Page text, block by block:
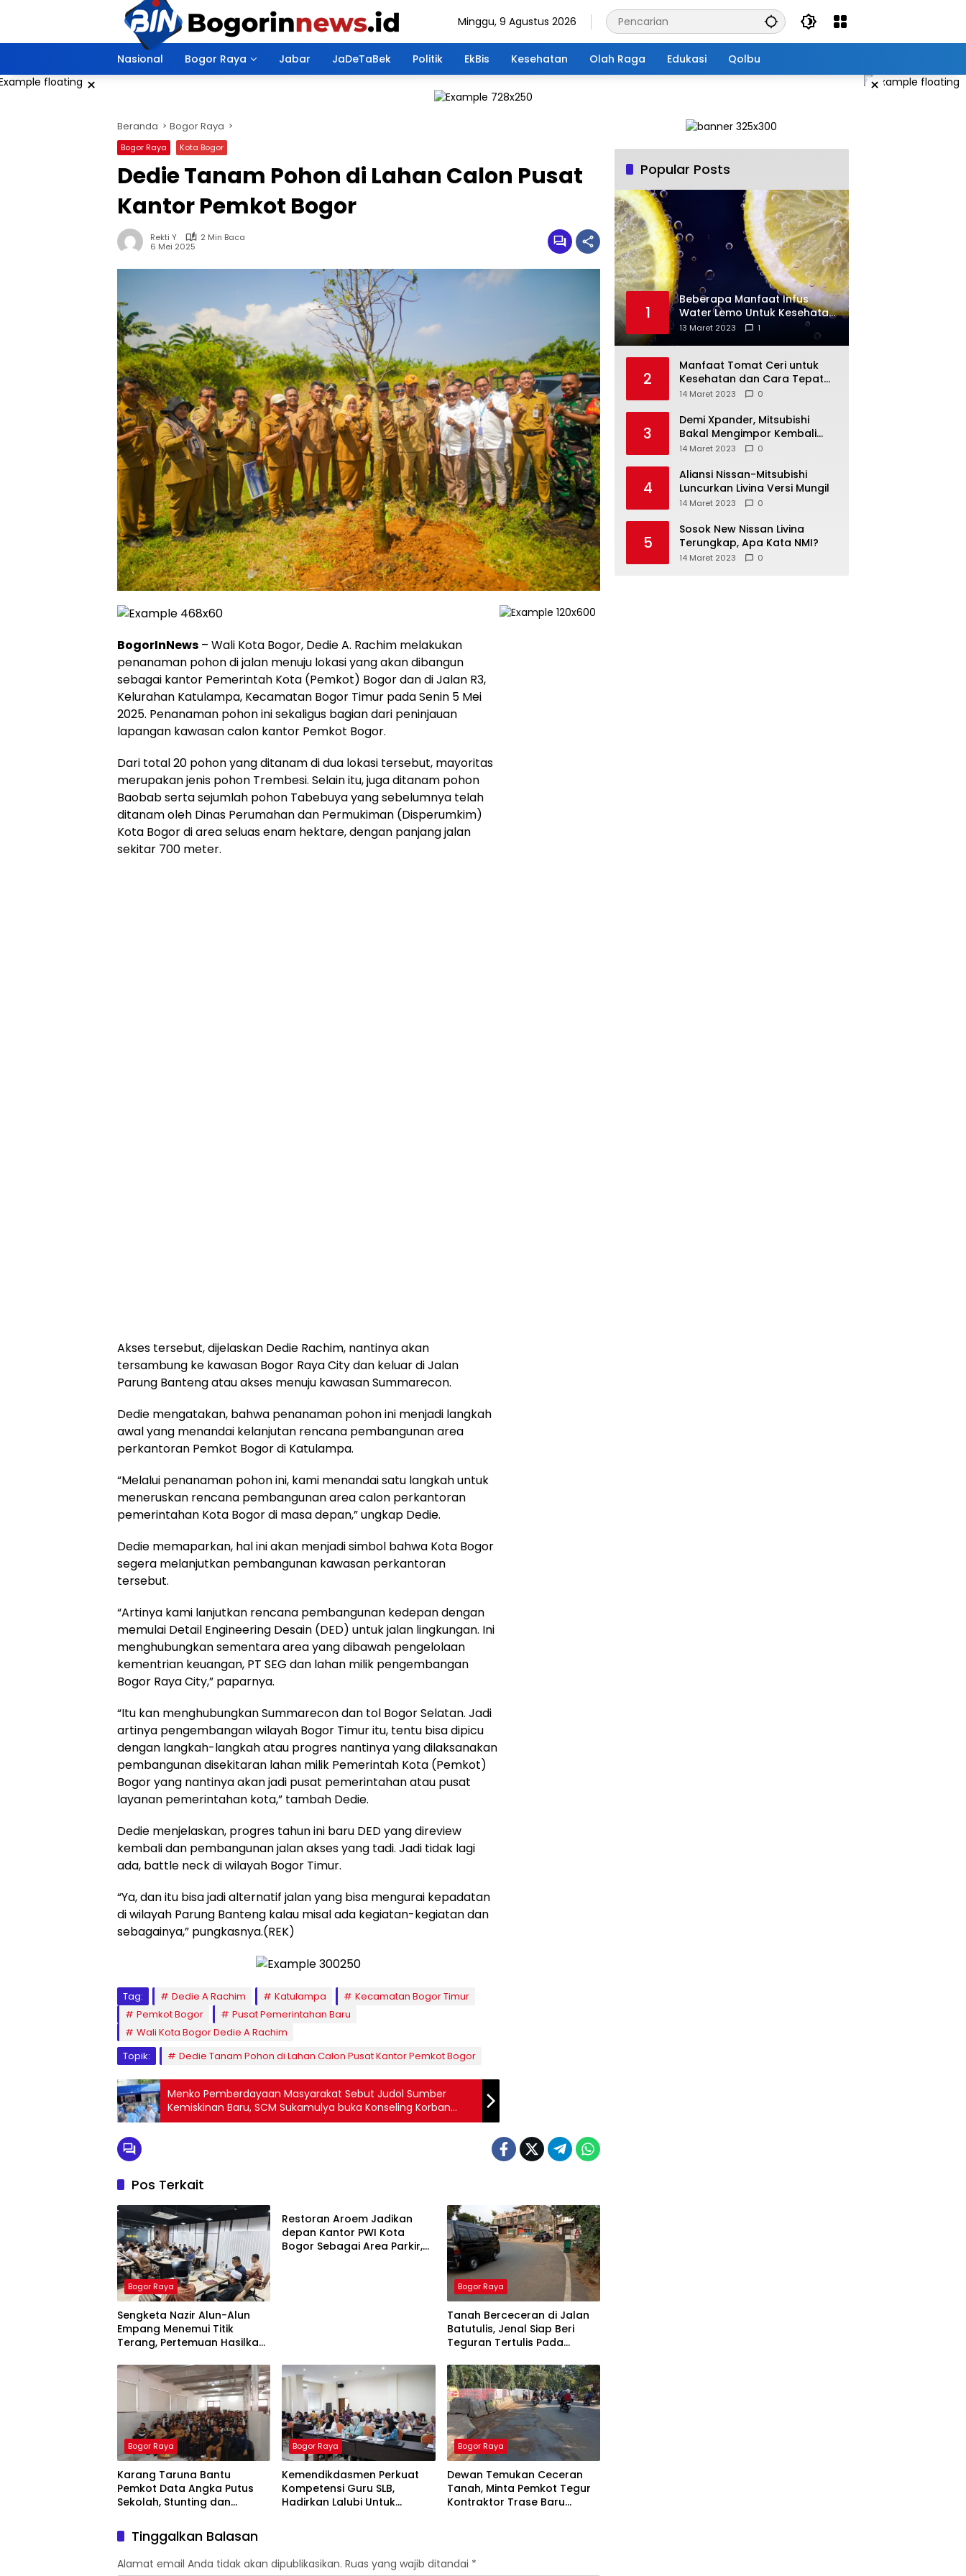
Minggu, 9 Agustus 2026
Nasional Bogor Raya Jabar JaDeTaBek Politik EkBis Kesehatan Olah Raga Edukasi Qolbu
× ×
Beranda Bogor Raya
Bogor Raya Kota Bogor
Dedie Tanam Pohon di Lahan Calon Pusat
Kantor Pemkot Bogor
Rekti Y
2 Min Baca
6 Mei 2025
BogorInNews – Wali Kota Bogor, Dedie A. Rachim melakukan
penanaman pohon di jalan menuju lokasi yang akan dibangun
sebagai kantor Pemerintah Kota (Pemkot) Bogor dan di Jalan R3,
Kelurahan Katulampa, Kecamatan Bogor Timur pada Senin 5 Mei
2025. Penanaman pohon ini sekaligus bagian dari peninjauan
lapangan kawasan calon kantor Pemkot Bogor.
Dari total 20 pohon yang ditanam di dua lokasi tersebut, mayoritas
merupakan jenis pohon Trembesi. Selain itu, juga ditanam pohon
Baobab serta sejumlah pohon Tabebuya yang sebelumnya telah
ditanam oleh Dinas Perumahan dan Permukiman (Disperumkim)
Kota Bogor di area seluas enam hektare, dengan panjang jalan
sekitar 700 meter.
Akses tersebut, dijelaskan Dedie Rachim, nantinya akan
tersambung ke kawasan Bogor Raya City dan keluar di Jalan
Parung Banteng atau akses menuju kawasan Summarecon.
Dedie mengatakan, bahwa penanaman pohon ini menjadi langkah
awal yang menandai kelanjutan rencana pembangunan area
perkantoran Pemkot Bogor di Katulampa.
“Melalui penanaman pohon ini, kami menandai satu langkah untuk
meneruskan rencana pembangunan area calon perkantoran
pemerintahan Kota Bogor di masa depan,” ungkap Dedie.
Dedie memaparkan, hal ini akan menjadi simbol bahwa Kota Bogor
segera melanjutkan pembangunan kawasan perkantoran
tersebut.
“Artinya kami lanjutkan rencana pembangunan kedepan dengan
memulai Detail Engineering Desain (DED) untuk jalan lingkungan. Ini
menghubungkan sementara area yang dibawah pengelolaan
kementrian keuangan, PT SEG dan lahan milik pengembangan
Bogor Raya City,” paparnya.
“Itu kan menghubungkan Summarecon dan tol Bogor Selatan. Jadi
artinya pengembangan wilayah Bogor Timur itu, tentu bisa dipicu
dengan langkah-langkah atau progres nantinya yang dilaksanakan
pembangunan disekitaran lahan milik Pemerintah Kota (Pemkot)
Bogor yang nantinya akan jadi pusat pemerintahan atau pusat
layanan pemerintahan kota,” tambah Dedie.
Dedie menjelaskan, progres tahun ini baru DED yang direview
kembali dan pembangunan jalan akses yang tadi. Jadi tidak lagi
ada, battle neck di wilayah Bogor Timur.
“Ya, dan itu bisa jadi alternatif jalan yang bisa mengurai kepadatan
di wilayah Parung Banteng kalau misal ada kegiatan-kegiatan dan
sebagainya,” pungkasnya.(REK)
Tag: Dedie A Rachim Katulampa
Kecamatan Bogor Timur
Pemkot Bogor
Pusat Pemerintahan Baru
Wali Kota Bogor Dedie A Rachim
Topik:
Dedie Tanam Pohon di Lahan Calon Pusat Kantor Pemkot Bogor
Menko Pemberdayaan Masyarakat Sebut Judol Sumber
Kemiskinan Baru, SCM Sukamulya buka Konseling Korban
Judol
Pos Terkait
Bogor Raya
Sengketa Nazir Alun-Alun
Empang Menemui Titik
Terang, Pertemuan Hasilkan
Restoran Aroem Jadikan
depan Kantor PWI Kota
Bogor Sebagai Area Parkir,
Bogor Raya
Tanah Berceceran di Jalan
Batutulis, Jenal Siap Beri
Teguran Tertulis Pada
Bogor Raya
Karang Taruna Bantu
Pemkot Data Angka Putus
Sekolah, Stunting dan
Bogor Raya
Kemendikdasmen Perkuat
Kompetensi Guru SLB,
Hadirkan Lalubi Untuk
Bogor Raya
Dewan Temukan Ceceran
Tanah, Minta Pemkot Tegur
Kontraktor Trase Baru
Tinggalkan Balasan
Alamat email Anda tidak akan dipublikasikan. Ruas yang wajib ditandai *
Popular Posts
1
Beberapa Manfaat Infus
Water Lemo Untuk Kesehatan
Anda
13 Maret 2023 1
2
Manfaat Tomat Ceri untuk
Kesehatan dan Cara Tepat
Mengonsumsinya
14 Maret 2023 0
3
Demi Xpander, Mitsubishi
Bakal Mengimpor Kembali
Pajero Sport
14 Maret 2023 0
4
Aliansi Nissan-Mitsubishi
Luncurkan Livina Versi Mungil
14 Maret 2023 0
5
Sosok New Nissan Livina
Terungkap, Apa Kata NMI?
14 Maret 2023 0